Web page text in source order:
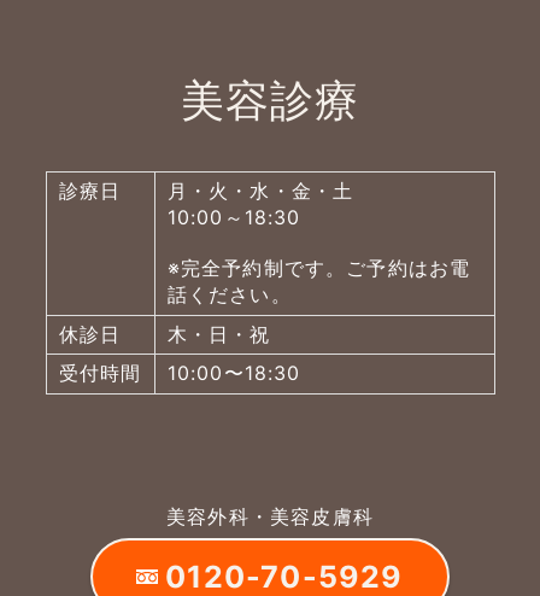
美容診療
診療日
月・火・水・金・土
10:00～18:30
※完全予約制です。ご予約はお電
話ください。
休診日
木・日・祝
受付時間
10:00〜18:30
美容外科・美容皮膚科
0120-70-5929